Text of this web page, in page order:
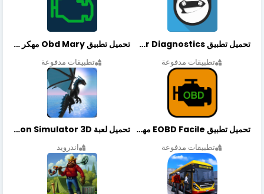
تحميل تطبيق OBDeleven Car Diagnostics مهكر أخر إصدار
تطبيقات مدفوعة
تحميل تطبيق Obd Mary مهكر أخر إصدار
تطبيقات مدفوعة
تحميل تطبيق EOBD Facile مهكر أخر إصدار
تطبيقات مدفوعة
تحميل لعبة Dragon Simulator 3D مهكرة أخر إصدار
اندرويد